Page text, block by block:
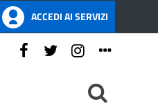
ACCEDI AI SERVIZI